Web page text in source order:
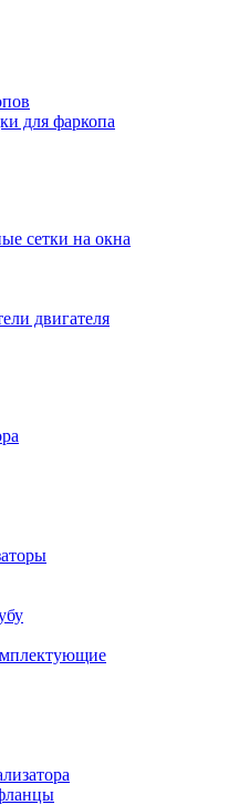
для фаркопа
сетки на окна
двигателя